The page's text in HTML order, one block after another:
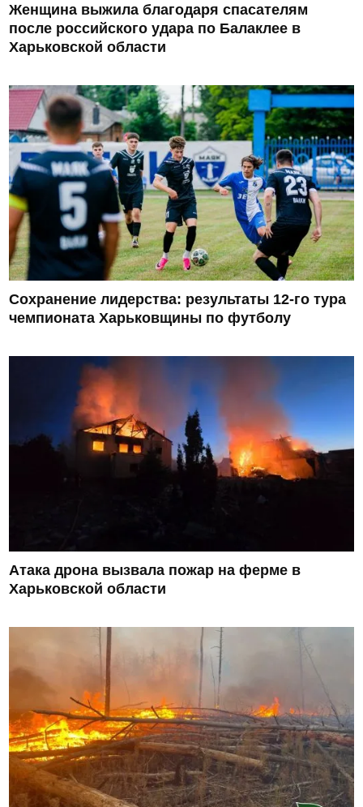
Женщина выжила благодаря спасателям
после российского удара по Балаклее в
Харьковской области
Сохранение лидерства: результаты 12-го тура
чемпионата Харьковщины по футболу
Атака дрона вызвала пожар на ферме в
Харьковской области